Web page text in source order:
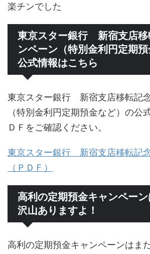
楽チンでした
東京スター銀行 新宿支店移
ンペーン（特別金利円定期
公式情報はこちら
東京スター銀行 新宿支店移転記
（特別金利円定期預金など）の公
ＤＦをご確認ください。
東京スター銀行 新宿支店移転記
（ＰＤＦ）
高利の定期預金キャンペー
沢山ありますよ！
高利の定期預金キャンペーンはま